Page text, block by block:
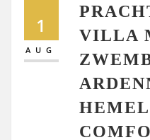
1
AUG
VILLA